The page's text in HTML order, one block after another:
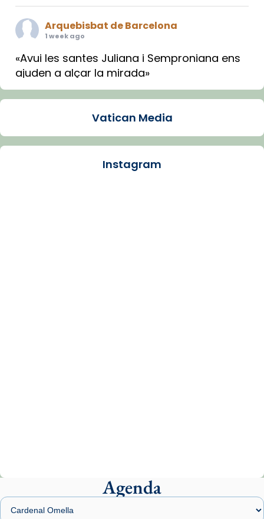
Arquebisbat de Barcelona
1 week ago
«Avui les santes Juliana i Semproniana ens
ajuden a alçar la mirada»
Mons. Sergi Gordo, bisbe de Tortosa, ha
Santes de Mataró.
🔗tinyurl.com/cvu5jmbk
Arquebisbat de Barcelona
2 weeks ago
Vatican Media
Instagram
Agenda